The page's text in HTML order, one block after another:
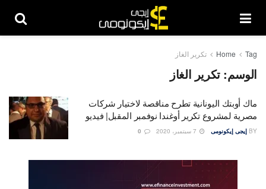
Home Tag تكرير الغاز
الوسم:تكرير الغاز
ماك أوبتك اليونانية تطرح مناقصة لاختيار شركات
مصرية لمشروع تكرير أوغندا نوفمبر المقبل| فيديو
BY إيجى إيكونومى